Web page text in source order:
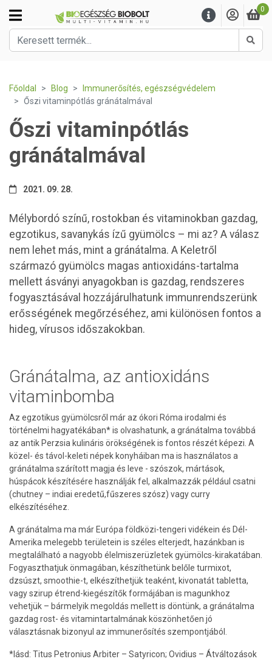
0
Főoldal Blog
Immunerősítés, egészségvédelem
Őszi vitaminpótlás gránátalmával
Őszi vitaminpótlás
gránátalmával
2021. 09. 28.
Mélybordó színű, rostokban és vitaminokban gazdag,
egzotikus, savanykás ízű gyümölcs – mi az? A válasz
nem lehet más, mint a gránátalma. A Keletről
származó gyümölcs magas antioxidáns-tartalma
mellett ásványi anyagokban is gazdag, rendszeres
fogyasztásával hozzájárulhatunk immunrendszerünk
erősségének megőrzéséhez, ami különösen fontos a
hideg, vírusos időszakokban.
Gránátalma, az antioxidáns
vitaminbomba
Az egzotikus gyümölcsről már az ókori Róma irodalmi és
történelmi hagyatékában* is olvashatunk, a gránátalma továbbá
az antik Perzsia kulináris örökségének is fontos részét képezi. A
közel- és távol-keleti népek konyháiban ma is használatos a
gránátalma szárított magja és leve - szószok, mártások,
húspácok készítésére használják fel, alkalmazzák például csatni
(chutney – indiai eredetű,fűszeres szósz) vagy curry
elkészítéséhez.
A gránátalma ma már Európa földközi-tengeri vidékein és Dél-
Amerika melegebb területein is széles elterjedt, hazánkban is
megtalálható a nagyobb élelmiszerüzletek gyümölcs-kirakatában.
Fogyaszthatjuk önmagában, készíthetünk belőle turmixot,
dzsúszt, smoothie-t, elkészíthetjük teaként, kivonatát tabletta,
vagy szirup étrend-kiegészítők formájában is magunkhoz
vehetjük – bármelyik megoldás mellett is döntünk, a gránátalma
gazdag rost- és vitamintartalmának köszönhetően jó
választásnak bizonyul az immunerősítés szempontjából.
*lásd: Titus Petronius Arbiter – Satyricon; Ovidius – Átváltozások